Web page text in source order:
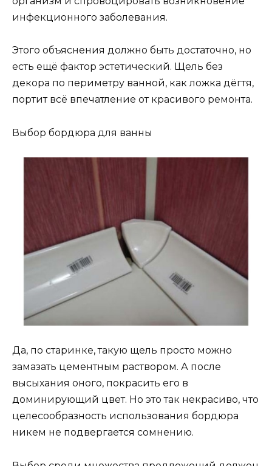
инфекционного заболевания.
Этого объяснения должно быть достаточно, но
есть ещё фактор эстетический. Щель без
декора по периметру ванной, как ложка дёгтя,
портит всё впечатление от красивого ремонта.
Выбор бордюра для ванны
Да, по старинке, такую щель просто можно
замазать цементным раствором. А после
высыхания оного, покрасить его в
доминирующий цвет. Но это так некрасиво, что
целесообразность использования бордюра
никем не подвергается сомнению.